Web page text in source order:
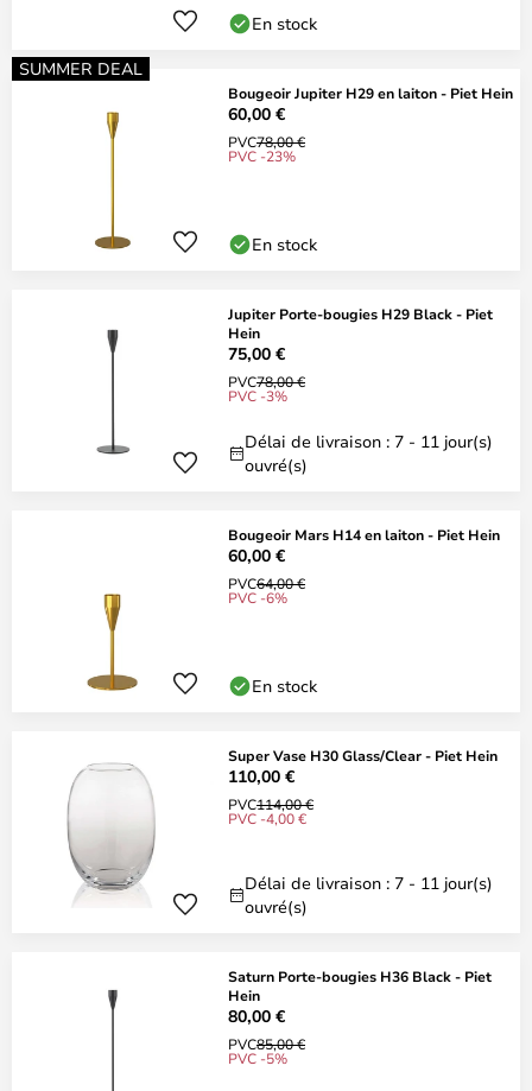
En stock
SUMMER DEAL
Bougeoir Jupiter H29 en laiton - Piet Hein
60,00 €
PVC78,00 €
PVC -23%
En stock
Jupiter Porte-bougies H29 Black - Piet
Hein
75,00 €
PVC78,00 €
PVC -3%
Délai de livraison : 7 - 11 jour(s)
ouvré(s)
Bougeoir Mars H14 en laiton - Piet Hein
60,00 €
PVC64,00 €
PVC -6%
En stock
Super Vase H30 Glass/Clear - Piet Hein
110,00 €
PVC114,00 €
PVC -4,00 €
Délai de livraison : 7 - 11 jour(s)
ouvré(s)
Saturn Porte-bougies H36 Black - Piet
Hein
80,00 €
PVC85,00 €
PVC -5%